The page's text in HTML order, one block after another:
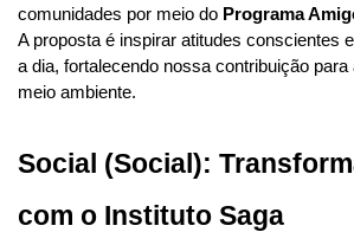
comunidades por meio do Programa
A proposta é inspirar atitudes conscientes
a dia, fortalecendo nossa contribuição
meio ambiente.
Social (Social):
com o Instituto Saga